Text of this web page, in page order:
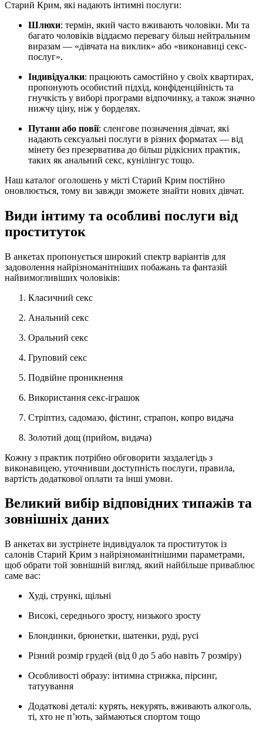
Старий Крим, які надають інтимні послуги:
Шлюхи: термін, який часто вживають чоловіки. Ми та
багато чоловіків віддаємо перевагу більш нейтральним
виразам — «дівчата на виклик» або «виконавиці секс-
послуг».
Індивідуалки: працюють самостійно у своїх квартирах,
пропонують особистий підхід, конфіденційність та
гнучкість у виборі програми відпочинку, а також значно
нижчу ціну, ніж у борделях.
Путани або повії: сленгове позначення дівчат, які
надають сексуальні послуги в різних форматах — від
мінету без презерватива до більш рідкісних практик,
таких як анальний секс, кунілінгус тощо.
Наш каталог оголошень у місті Старий Крим постійно
оновлюється, тому ви завжди зможете знайти нових дівчат.
Види інтиму та особливі послуги від
проституток
В анкетах пропонується широкий спектр варіантів для
задоволення найрізноманітніших побажань та фантазій
найвимогливіших чоловіків:
Класичний секс
Анальний секс
Оральний секс
Груповий секс
Подвійне проникнення
Використання секс-іграшок
Стріптиз, садомазо, фістинг, страпон, копро видача
Золотий дощ (прийом, видача)
Кожну з практик потрібно обговорити заздалегідь з
виконавицею, уточнивши доступність послуги, правила,
вартість додаткової оплати та інші умови.
Великий вибір відповідних типажів та
зовнішніх даних
В анкетах ви зустрінете індивідуалок та проституток із
салонів Старий Крим з найрізноманітнішими параметрами,
щоб обрати той зовнішній вигляд, який найбільше приваблює
саме вас:
Худі, стрункі, щільні
Високі, середнього зросту, низького зросту
Блондинки, брюнетки, шатенки, руді, русі
Різний розмір грудей (від 0 до 5 або навіть 7 розміру)
Особливості образу: інтимна стрижка, пірсинг,
татуування
Додаткові деталі: курять, некурять, вживають алкоголь,
ті, хто не п’ють, займаються спортом тощо